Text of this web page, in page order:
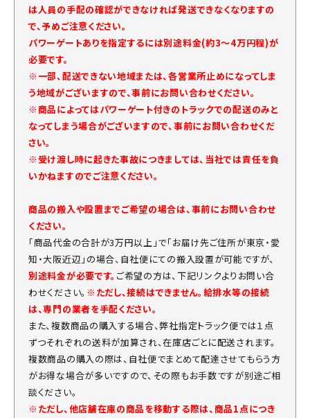
は人員の手配の確認ができなければ発送できなくなりますの
で、予めご注意ください。
パワーゲートありを指定するには別途料金(約3～4万円程)が
必要です。
※一部、配送できない地域または、各営業所止めになってしま
う地域がございますので、事前にお問い合わせください。
※商品によってはパワーゲート付きのトラックでの配送のみと
なってしまう場合がございますので、事前にお問い合わせくだ
さい。
※受け渡し時に起きた事故につきましては、当社では責任を負
いかねますのでご注意ください。
商品の搬入や設置までご希望の場合は、事前にお問い合わせ
ください。
「商品代金の合計が3万円以上」で「お届け先ご住所が東京・愛
知・大阪近辺」の場合、自社便にての搬入設置が可能ですが、
別途料金が必要です。 ご希望の方は、下記リンクよりお問い合
わせください。 ※ただし、接続はできません。給排水等の接続
は、専門の業者を手配ください。
また、複数商品の購入する場合、弊社指定トラック便では１点
ずつそれぞれの送料が加算され、在庫店ごとに配送されます。
複数商品の購入の際は、自社便でまとめて配達させてもらう方
がお得な場合が多いですので、その際もお手数ですが別途ご相
談ください。
※ただし、他店舗在庫の商品を移動する際は、商品1点につき